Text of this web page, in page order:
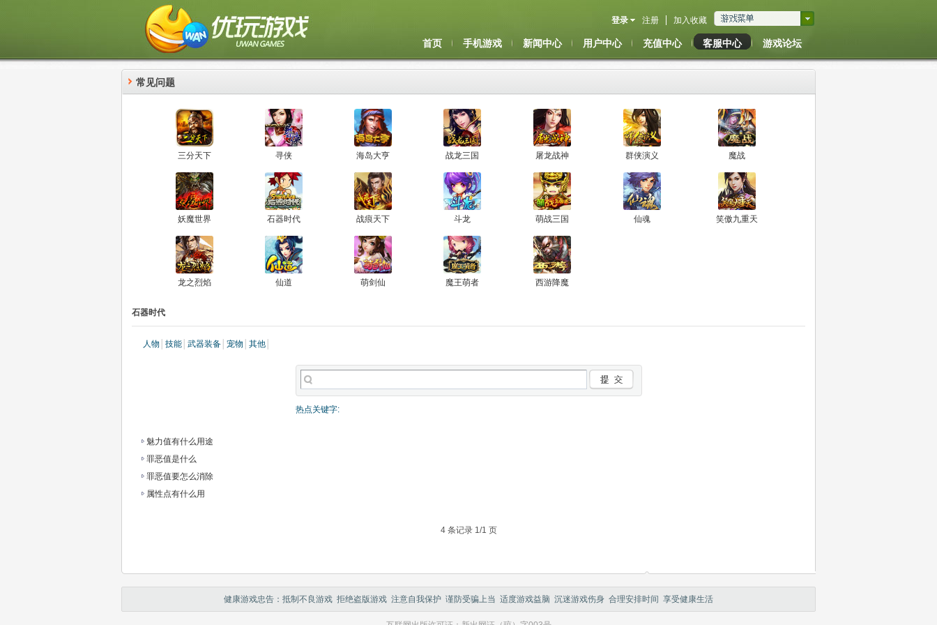
登录 注册 加入收藏
首页 手机游戏 新闻中心 用户中心 充值中心 客服中心 游戏论坛
常见问题
三分天下 寻侠 海岛大亨 战龙三国 屠龙战神 群侠演义 魔战
妖魔世界 石器时代 战痕天下 斗龙 萌战三国 仙魂 笑傲九重天
龙之烈焰 仙道 萌剑仙 魔王萌者 西游降魔
石器时代
人物 技能 武器装备 宠物 其他
热点关键字:
魅力值有什么用途
罪恶值是什么
罪恶值要怎么消除
属性点有什么用
4 条记录 1/1 页
健康游戏忠告：抵制不良游戏 拒绝盗版游戏 注意自我保护 谨防受骗上当 适度游戏益脑 沉迷游戏伤身 合理安排时间 享受健康生活